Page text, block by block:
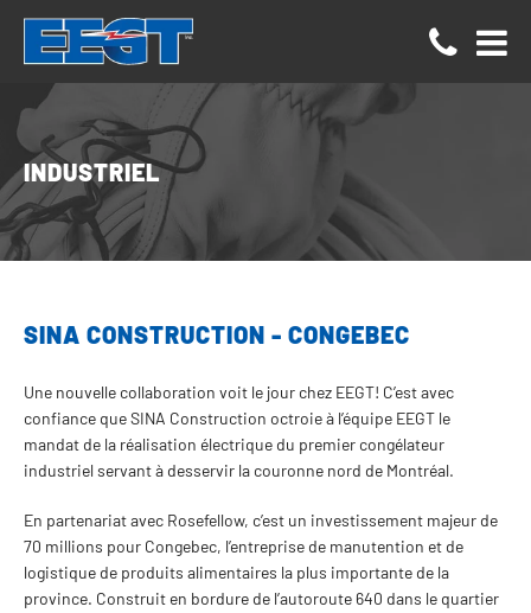
Panneau de gestion des cookies
INDUSTRIEL
SINA CONSTRUCTION - CONGEBEC
Une nouvelle collaboration voit le jour chez EEGT! C’est avec
confiance que SINA Construction octroie à l’équipe EEGT le
mandat de la réalisation électrique du premier congélateur
industriel servant à desservir la couronne nord de Montréal.
En partenariat avec Rosefellow, c’est un investissement majeur de
70 millions pour Congebec, l’entreprise de manutention et de
logistique de produits alimentaires la plus importante de la
province. Construit en bordure de l’autoroute 640 dans le quartier